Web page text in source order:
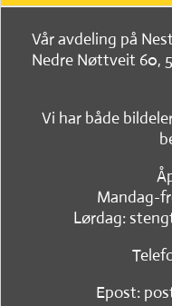
Vår avdeling på
Nedre Nøttveit 60,
Vi har både
Mandag-
Lørdag:
Epost: